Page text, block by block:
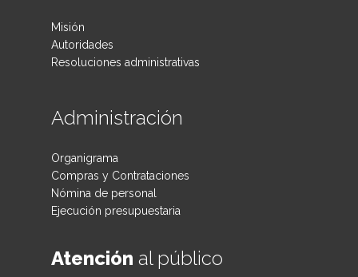
Misión
Autoridades
Resoluciones administrativas
Administración
Organigrama
Compras y Contrataciones
Nómina de personal
Ejecución presupuestaria
Atención al público